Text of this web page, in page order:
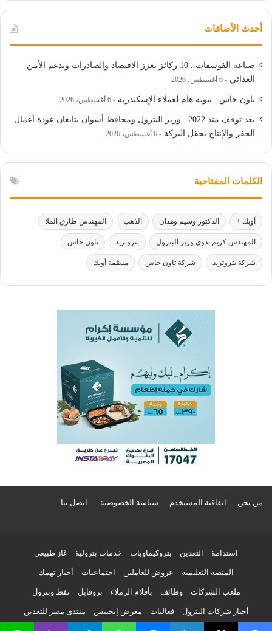
أحدث الأضافات
صناعة الفوسفات.. 10 ركائز تعزز الاقتصاد والصادرات وتدعم الأمن
الغذائي
6 أغسطس، 2026
تاون جاس.. تنويه هام لعملاء الإسكندرية 6 أغسطس، 2026
بعد توقف منذ 2022.. وزير البترول ومحافظ أسوان يتابعان عودة أعمال
الحفر والإنتاج بحقل البركة
6 أغسطس، 2026
الكلمات المفتاحية
أوبك + الدكتور وسيم وهدان الذهب المهندس طارق الملا
المهندس كريم بدوي وزير البترول بتروتريد تاون جاس
شركة بتروتريد شركة تاون جاس منظمة أوبك
من نحن اتفاقية المستخدم سياسة الخصوصية اتصل بنا
استدامة التعدين بتروكيماويات خدمات بترولية غاز طبيعي
المنصة التعليمية عروض للعاملين اجتماعيات أخبار تهمك
ملعب الشركات وظائف بأقلام الزملاء بروفايل نفط وبترول
أخبار شركات البترول فعاليات معرض إيجيبس منتدى مصر للتعدين